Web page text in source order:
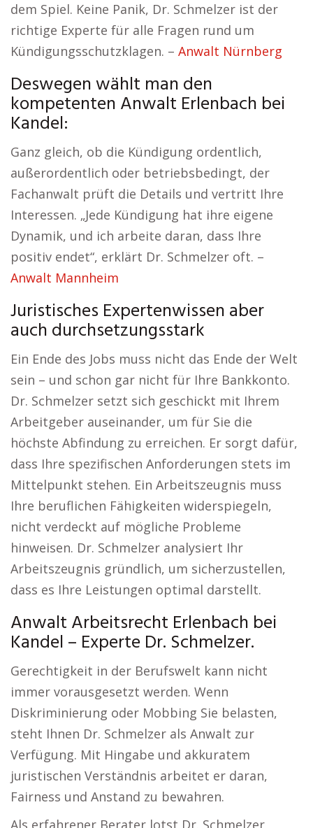
dem Spiel. Keine Panik, Dr. Schmelzer ist der
richtige Experte für alle Fragen rund um
Kündigungsschutzklagen. – Anwalt Nürnberg
Deswegen wählt man den
kompetenten Anwalt Erlenbach bei
Kandel:
Ganz gleich, ob die Kündigung ordentlich,
außerordentlich oder betriebsbedingt, der
Fachanwalt prüft die Details und vertritt Ihre
Interessen. „Jede Kündigung hat ihre eigene
Dynamik, und ich arbeite daran, dass Ihre
positiv endet“, erklärt Dr. Schmelzer oft. –
Anwalt Mannheim
Juristisches Expertenwissen aber
auch durchsetzungsstark
Ein Ende des Jobs muss nicht das Ende der Welt
sein – und schon gar nicht für Ihre Bankkonto.
Dr. Schmelzer setzt sich geschickt mit Ihrem
Arbeitgeber auseinander, um für Sie die
höchste Abfindung zu erreichen. Er sorgt dafür,
dass Ihre spezifischen Anforderungen stets im
Mittelpunkt stehen. Ein Arbeitszeugnis muss
Ihre beruflichen Fähigkeiten widerspiegeln,
nicht verdeckt auf mögliche Probleme
hinweisen. Dr. Schmelzer analysiert Ihr
Arbeitszeugnis gründlich, um sicherzustellen,
dass es Ihre Leistungen optimal darstellt.
Anwalt Arbeitsrecht Erlenbach bei
Kandel – Experte Dr. Schmelzer.
Gerechtigkeit in der Berufswelt kann nicht
immer vorausgesetzt werden. Wenn
Diskriminierung oder Mobbing Sie belasten,
steht Ihnen Dr. Schmelzer als Anwalt zur
Verfügung. Mit Hingabe und akkuratem
juristischen Verständnis arbeitet er daran,
Fairness und Anstand zu bewahren.
Als erfahrener Berater lotst Dr. Schmelzer